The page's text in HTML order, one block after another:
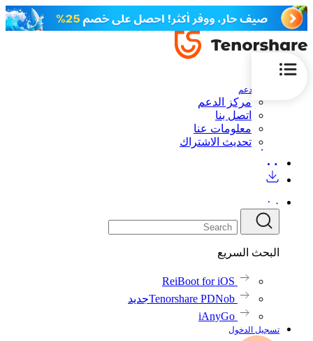
الدعم
مركز الدعم
اتصل بنا
معلومات عنا
تحديث الاشتراك
البحث السريع
ReiBoot for iOS
Tenorshare PDNobجديد
iAnyGo
تسجيل الدخول